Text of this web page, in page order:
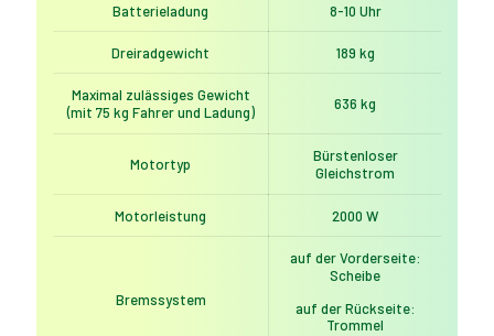
Batterieladung 8-10 Uhr
Dreiradgewicht 189 kg
Maximal zulässiges Gewicht
(mit 75 kg Fahrer und Ladung)
636 kg
Motortyp
Bürstenloser
Gleichstrom
Motorleistung 2000 W
Bremssystem
auf der Vorderseite:
Scheibe
auf der Rückseite:
Trommel